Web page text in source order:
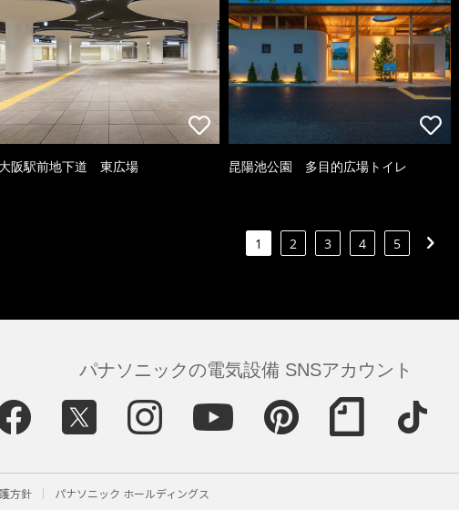
大阪駅前地下道 東広場 昆陽池公園 多目的広場トイレ
1 2 3 4 5
パナソニックの電気設備 SNSアカウント
方針 パナソニック ホールディングス